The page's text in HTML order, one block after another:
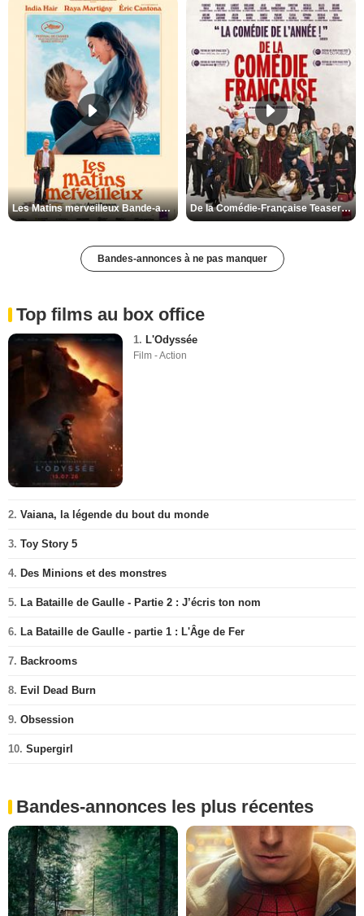
Les Matins merveilleux Bande-annonce VF De la Comédie-Française Teaser VF
Bandes-annonces à ne pas manquer
Top films au box office
1. L'Odyssée
Film - Action
2. Vaiana, la légende du bout du monde
3. Toy Story 5
4. Des Minions et des monstres
5. La Bataille de Gaulle - Partie 2 : J’écris ton nom
6. La Bataille de Gaulle - partie 1 : L'Âge de Fer
7. Backrooms
8. Evil Dead Burn
9. Obsession
10. Supergirl
Bandes-annonces les plus récentes